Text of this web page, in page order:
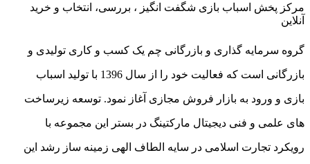
مرکز پخش اسباب بازی شگفت انگیز ، بررسی، انتخاب و خرید
آنلاین
گروه سرمایه گذاری و بازرگانی چم یک کسب و کاری تولیدی و
بازرگانی است که فعالیت خود را از سال 1396 با تولید اسباب
بازی و ورود به بازار فروش مجازی آغاز نمود. توسعه زیرساخت
های علمی و فنی دیجیتال مارکتینگ در بستر این مجموعه با
رویکرد تجارت اسلامی در سایه الطاف الهی زمینه ساز رشد این